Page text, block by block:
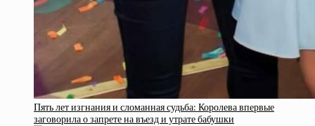
Пять лет изгнания и сломанная судьба: Королева впервые
заговорила о запрете на въезд и утрате бабушки